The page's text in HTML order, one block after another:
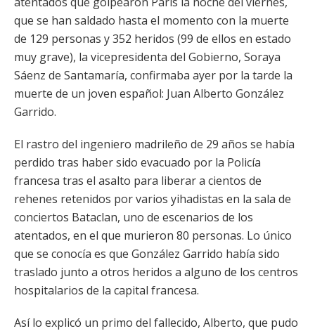
que se han saldado hasta el momento con la muerte
de 129 personas y 352 heridos (99 de ellos en estado
muy grave), la vicepresidenta del Gobierno, Soraya
Sáenz de Santamaría, confirmaba ayer por la tarde la
muerte de un joven español: Juan Alberto González
Garrido.
El rastro del ingeniero madrileño de 29 años se había
perdido tras haber sido evacuado por la Policía
francesa tras el asalto para liberar a cientos de
rehenes retenidos por varios yihadistas en la sala de
conciertos Bataclan, uno de escenarios de los
atentados, en el que murieron 80 personas. Lo único
que se conocía es que González Garrido había sido
traslado junto a otros heridos a alguno de los centros
hospitalarios de la capital francesa.
Así lo explicó un primo del fallecido, Alberto, que pudo